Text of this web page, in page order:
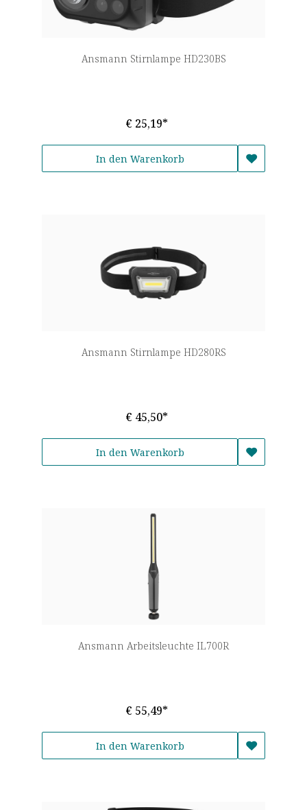
Ansmann Stirnlampe HD230BS
€ 25,19*
In den Warenkorb
Ansmann Stirnlampe HD280RS
€ 45,50*
In den Warenkorb
Ansmann Arbeitsleuchte IL700R
€ 55,49*
In den Warenkorb